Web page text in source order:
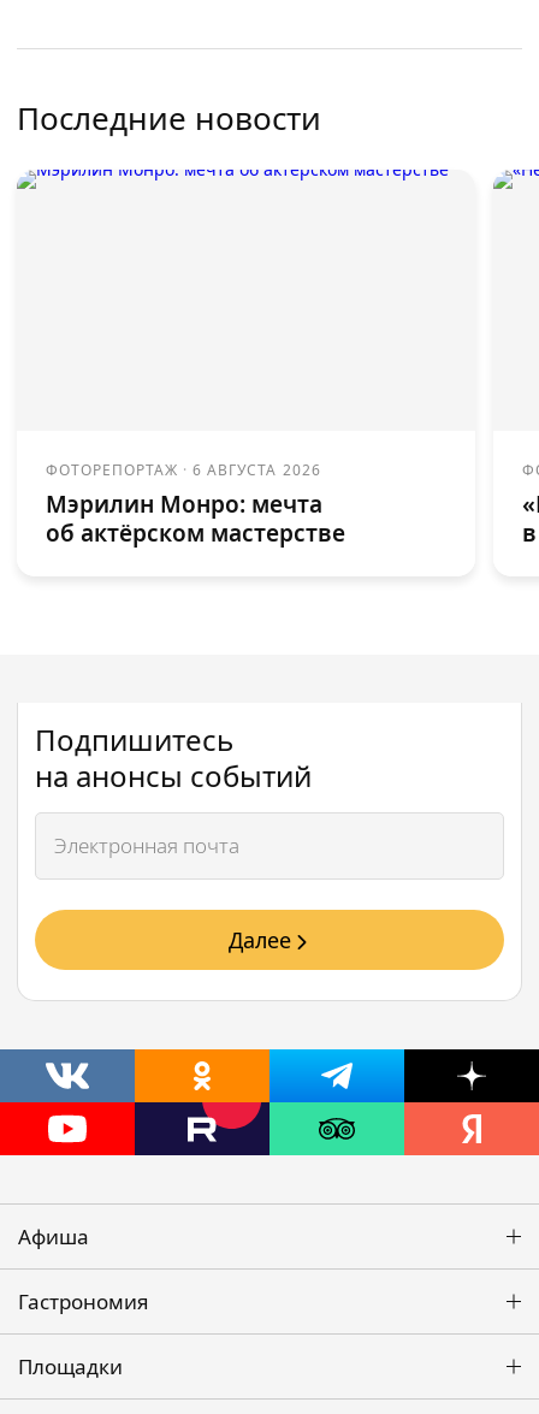
Последние новости
ФОТОРЕПОРТАЖ ·6 АВГУСТА 2026
Мэрилин Монро: мечта
об актёрском мастерстве
Подпишитесь
на анонсы событий
Далее
Афиша
Гастрономия
Площадки